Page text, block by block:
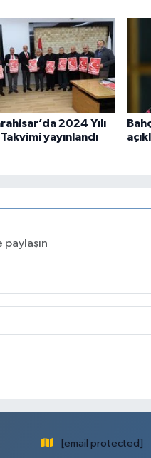
2024 Yılı
yayınlandı
[email protected]